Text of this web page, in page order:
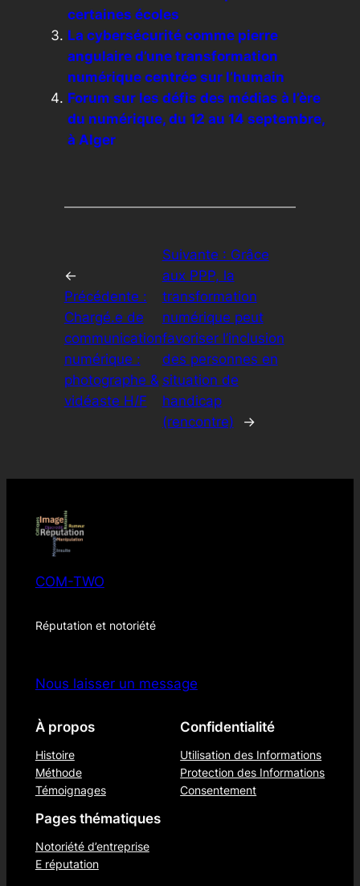
certaines écoles
La cybersécurité comme pierre
angulaire d’une transformation
numérique centrée sur l’humain
Forum sur les défis des médias à l’ère
du numérique, du 12 au 14 septembre,
à Alger
←
Précédente :
Chargé.e de
communication
numérique :
photographe &
vidéaste H/F
Suivante : Grâce
aux PPP, la
transformation
numérique peut
favoriser l’inclusion
des personnes en
situation de
handicap
(rencontre)
→
COM-TWO
Réputation et notoriété
Nous laisser un message
À propos
Histoire
Méthode
Témoignages
Confidentialité
Utilisation des Informations
Protection des Informations
Consentement
Pages thématiques
Notoriété d’entreprise
E réputation